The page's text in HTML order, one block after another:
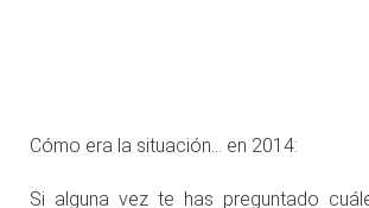
Cómo era la situación… en 2014:
Si alguna vez te has preguntado